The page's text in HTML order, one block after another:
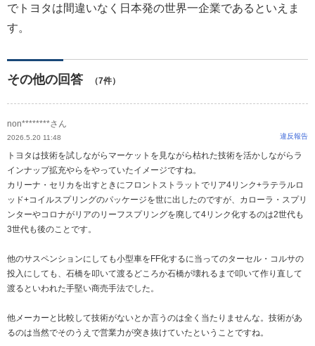
でトヨタは間違いなく日本発の世界一企業であるといえま
す。
その他の回答 （7件）
non********さん
2026.5.20 11:48 違反報告
トヨタは技術を試しながらマーケットを見ながら枯れた技術を活かしながらラ
インナップ拡充やらをやっていたイメージですね。
カリーナ・セリカを出すときにフロントストラットでリア4リンク+ラテラルロ
ッド+コイルスプリングのパッケージを世に出したのですが、カローラ・スプリ
ンターやコロナがリアのリーフスプリングを廃して4リンク化するのは2世代も
3世代も後のことです。
他のサスペンションにしても小型車をFF化するに当ってのターセル・コルサの
投入にしても、石橋を叩いて渡るどころか石橋が壊れるまで叩いて作り直して
渡るといわれた手堅い商売手法でした。
他メーカーと比較して技術がないとか言うのは全く当たりませんな。技術があ
るのは当然でそのうえで営業力が突き抜けていたということですね。